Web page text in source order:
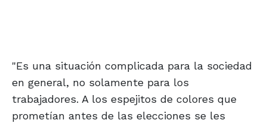
"Es una situación complicada para la sociedad
en general, no solamente para los
trabajadores. A los espejitos de colores que
prometían antes de las elecciones se les